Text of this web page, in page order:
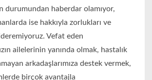
durumundan haberdar olamıyor,
ise hakkıyla zorlukları ve
Vefat eden
ailelerinin yanında olmak, hastalık
arkadaşlarımıza destek vermek,
birçok avantajla